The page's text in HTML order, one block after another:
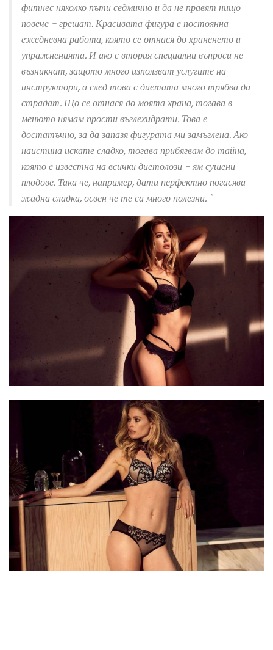
фитнес няколко пъти седмично и да не правят нищо
повече - грешат. Красивата фигура е постоянна
ежедневна работа, която се отнася до храненето и
упражненията. И ако с втория специални въпроси не
възникнат, защото много използват услугите на
инструктори, а след това с диетата много трябва да
страдат. Що се отнася до моята храна, тогава в
менюто нямам прости въглехидрати. Това е
достатъчно, за да запазя фигурата ми замъглена. Ако
наистина искате сладко, тогава прибягвам до тайна,
която е известна на всички диетолози - ям сушени
плодове. Така че, например, дати перфектно погасява
жадна сладка, освен че те са много полезни. "